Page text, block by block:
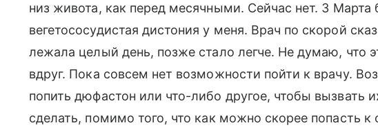
низ живота, как перед месячными. Сейчас нет. 3
вегетососудистая дистония у меня. Врач по скорой
лежала целый день, позже стало легче. Не думаю, что
вдруг. Пока совсем нет возможности пойти к врачу.
попить дюфастон или что-либо другое, чтобы вызвать
сделать, помимо того, что как можно скорее попасть к